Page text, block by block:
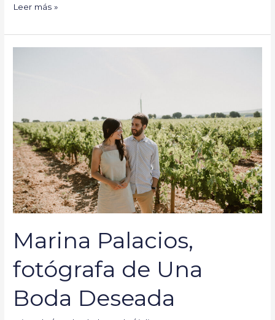
Leer más »
Marina Palacios,
fotógrafa de Una
Boda Deseada
Boda
Deseada